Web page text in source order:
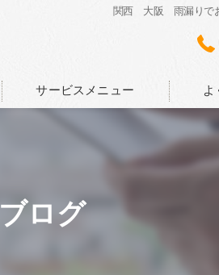
関西 大阪 雨漏りでお
サービスメニュー
ブログ